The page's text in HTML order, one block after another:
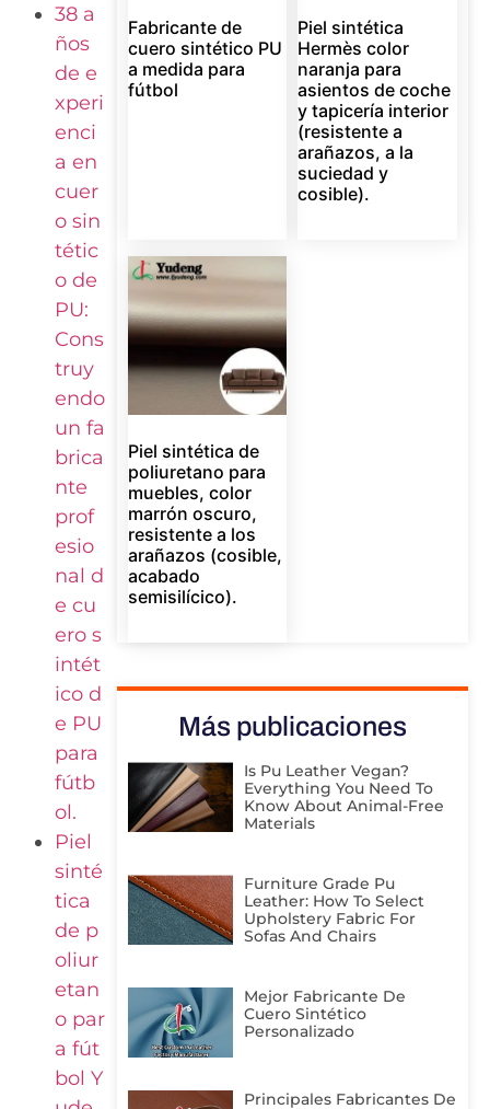
38 a
ños
de e
xperi
enci
a en
cuer
o sin
tétic
o de
PU:
Cons
truy
endo
un fa
brica
nte
prof
esio
nal d
e cu
ero s
intét
ico d
e PU
para
fútb
ol.
Piel
sinté
tica
de p
oliur
etan
o par
a fút
bol Y
Fabricante de
cuero sintético PU
a medida para
fútbol
Piel sintética
Hermès color
naranja para
asientos de coche
y tapicería interior
(resistente a
arañazos, a la
suciedad y
cosible).
Piel sintética de
poliuretano para
muebles, color
marrón oscuro,
resistente a los
arañazos (cosible,
acabado
semisilícico).
Más publicaciones
Is Pu Leather Vegan?
Everything You Need To
Know About Animal-Free
Materials
Furniture Grade Pu
Leather: How To Select
Upholstery Fabric For
Sofas And Chairs
Mejor Fabricante De
Cuero Sintético
Personalizado
Principales Fabricantes De